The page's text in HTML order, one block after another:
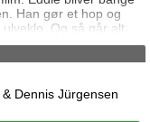
Han gør et hop og
Og så går alt
Dennis Jürgensen